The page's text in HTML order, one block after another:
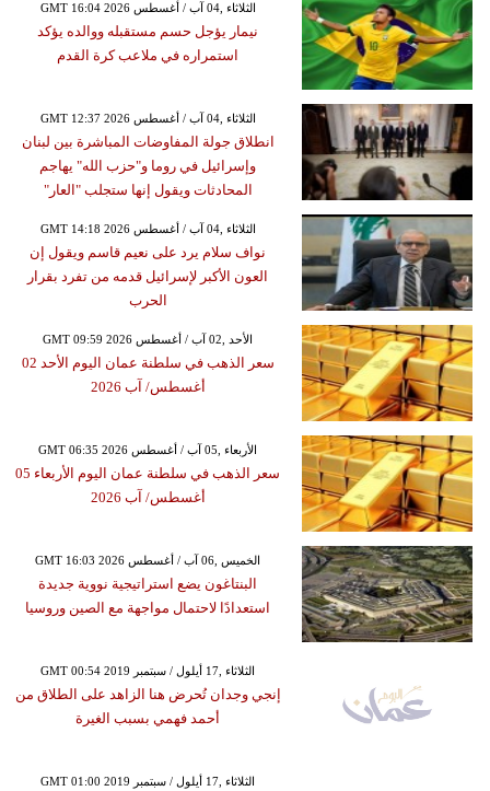
GMT 16:04 2026 الثلاثاء ,04 آب / أغسطس
نيمار يؤجل حسم مستقبله ووالده يؤكد
استمراره في ملاعب كرة القدم
GMT 12:37 2026 الثلاثاء ,04 آب / أغسطس
انطلاق جولة المفاوضات المباشرة بين لبنان
وإسرائيل في روما و"حزب الله" يهاجم
المحادثات ويقول إنها ستجلب "العار"
GMT 14:18 2026 الثلاثاء ,04 آب / أغسطس
نواف سلام يرد على نعيم قاسم ويقول إن
العون الأكبر لإسرائيل قدمه من تفرد بقرار
الحرب
GMT 09:59 2026 الأحد ,02 آب / أغسطس
سعر الذهب في سلطنة عمان اليوم الأحد 02
أغسطس/ آب 2026
GMT 06:35 2026 الأربعاء ,05 آب / أغسطس
سعر الذهب في سلطنة عمان اليوم الأربعاء 05
أغسطس/ آب 2026
GMT 16:03 2026 الخميس ,06 آب / أغسطس
البنتاغون يضع استراتيجية نووية جديدة
استعدادًا لاحتمال مواجهة مع الصين وروسيا
GMT 00:54 2019 الثلاثاء ,17 أيلول / سبتمبر
إنجي وجدان تُحرض هنا الزاهد على الطلاق من
أحمد فهمي بسبب الغيرة
GMT 01:00 2019 الثلاثاء ,17 أيلول / سبتمبر